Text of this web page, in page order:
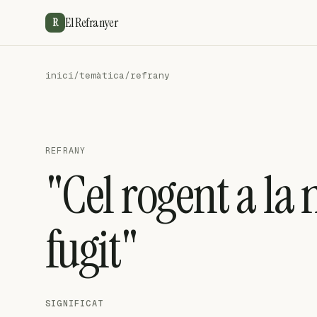
R El Refranyer
inici/temàtica/refrany
REFRANY
"Cel rogent a
fugit"
SIGNIFICAT